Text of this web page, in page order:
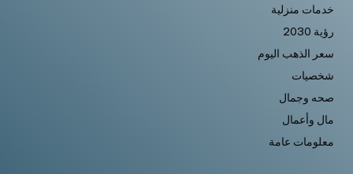
خدمات منزلية
رؤية 2030
سعر الذهب اليوم
شخصيات
صحه وجمال
مال وأعمال
معلومات عامة